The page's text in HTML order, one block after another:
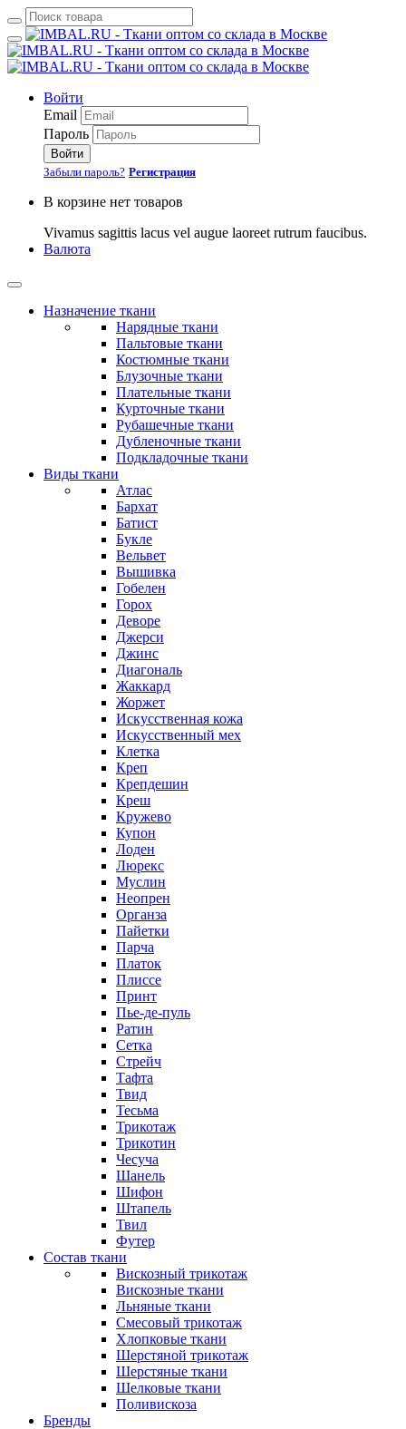
Войти
Email
Пароль
Войти
Забыли пароль? Регистрация
В корзине нет товаров
Vivamus sagittis lacus vel augue laoreet rutrum faucibus.
Валюта
Назначение ткани
Нарядные ткани
Пальтовые ткани
Костюмные ткани
Блузочные ткани
Плательные ткани
Курточные ткани
Рубашечные ткани
Дубленочные ткани
Подкладочные ткани
Виды ткани
Атлас
Бархат
Батист
Букле
Вельвет
Вышивка
Гобелен
Горох
Деворе
Джерси
Джинс
Диагональ
Жаккард
Жоржет
Искусственная кожа
Искусственный мех
Клетка
Креп
Крепдешин
Креш
Кружево
Купон
Лоден
Люрекс
Муслин
Неопрен
Органза
Пайетки
Парча
Платок
Плиссе
Принт
Пье-де-пуль
Ратин
Сетка
Стрейч
Тафта
Твид
Тесьма
Трикотаж
Трикотин
Чесуча
Шанель
Шифон
Штапель
Твил
Футер
Состав ткани
Вискозный трикотаж
Вискозные ткани
Льняные ткани
Смесовый трикотаж
Хлопковые ткани
Шерстяной трикотаж
Шерстяные ткани
Шелковые ткани
Поливискоза
Бренды